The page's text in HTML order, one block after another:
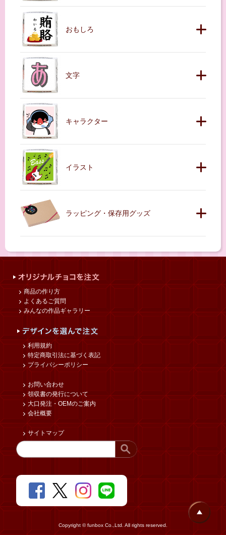
おもしろ
文字
キャラクター
イラスト
ラッピング・保存用グッズ
商品の作り方
よくあるご質問
みんなの作品ギャラリー
利用規約
特定商取引法に基づく表記
プライバシーポリシー
お問い合わせ
領収書の発行について
大口発注・OEMのご案内
会社概要
サイトマップ
Copyright © funbox Co.,Ltd. All rights reserved.